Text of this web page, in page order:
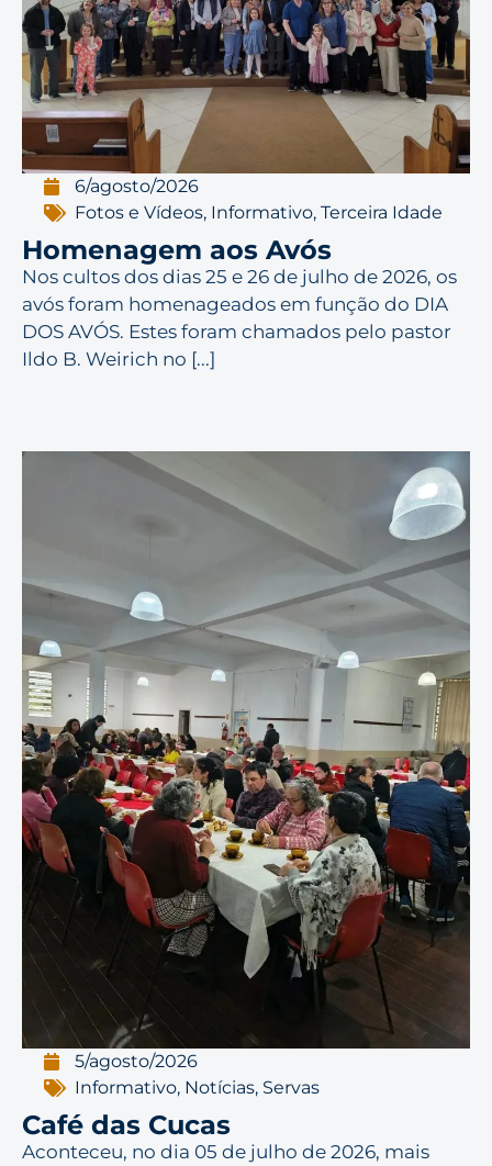
6/agosto/2026
Fotos e Vídeos, Informativo,Terceira Idade
Homenagem aos Avós
Nos cultos dos dias 25 e 26 de julho de 2026, os
avós foram homenageados em função do DIA
DOS AVÓS. Estes foram chamados pelo pastor
Ildo B. Weirich no [...]
5/agosto/2026
Informativo, Notícias, Servas
Café das Cucas
Aconteceu, no dia 05 de julho de 2026, mais